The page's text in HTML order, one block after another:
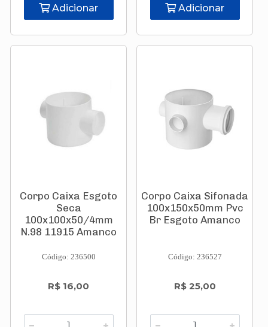
Adicionar Adicionar
Corpo Caixa Esgoto
Seca
100x100x50/4mm
N.98 11915 Amanco
Código: 236500
R$ 16,00
Corpo Caixa Sifonada
100x150x50mm Pvc
Br Esgoto Amanco
Código: 236527
R$ 25,00